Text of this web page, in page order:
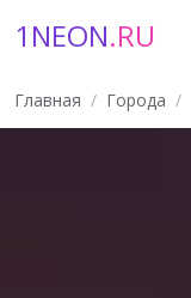
1NEON.RU
Главная Города